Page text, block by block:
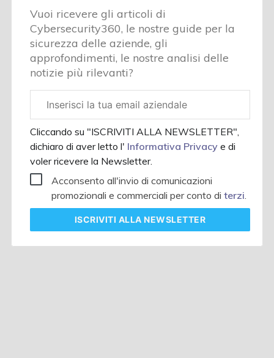
Vuoi ricevere gli articoli di
Cybersecurity360, le nostre guide per la
sicurezza delle aziende, gli
approfondimenti, le nostre analisi delle
notizie più rilevanti?
aziendale
Cliccando su "ISCRIVITI ALLA NEWSLETTER",
dichiaro di aver letto l' Informativa Privacye di
voler ricevere la Newsletter.
Acconsento all'invio di comunicazioni
promozionali e commerciali per conto diterzi.
ISCRIVITI ALLA NEWSLETTER